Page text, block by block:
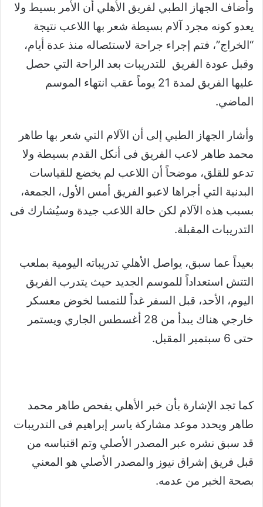
وأضاف الجهاز الطبي لفريق الأهلي أن الأمر بسيط ولا
يعدو كونه مجرد آلام بسيطة شعر بها اللاعب نتيجة
“الخراج”، فتم إجراء جراحة لاستئصاله منذ عدة أيام،
وقبل عودة الفريق للتدريبات بعد الراحة التي حصل
عليها الفريق لمدة 21 يوماً عقب انتهاء الموسم
الماضي.
وأشار الجهاز الطبي إلى أن الآلام التي شعر بها طاهر
محمد طاهر لاعب الفريق فى أنكل القدم بسيطة ولا
تدعو للقلق، موضحاً أن اللاعب لم يخضع للقياسات
البدنية التي أجراها لاعبو الفريق أمس الأول، الجمعة،
بسبب هذه الآلام لكن حالة اللاعب جيدة وسيُشارك فى
التدريبات المقبلة.
بعيداً عما سبق، يواصل الأهلي تدريباته اليومية بملعب
التتش استعداداً للموسم الجديد حيث يتدرب الفريق
اليوم، الأحد، قبل السفر غداً للنمسا لخوض معسكر
خارجي هناك يبدأ من 28 أغسطس الجاري ويستمر
حتى 6 سبتمبر المقبل.
كما تجد الإشارة بأن خبر الأهلي يفحص طاهر محمد
طاهر ويحدد موعد مشاركة ياسر إبراهيم فى التدريبات
قد سبق نشره عبر المصدر الأصلي وتم اقتباسه من
قبل فريق إشراق نيوز والمصدر الأصلي هو المعني
بصحة الخبر من عدمه.